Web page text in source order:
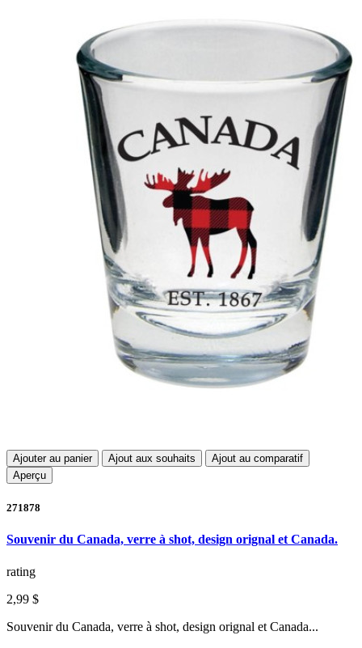
Ajouter au panier Ajout aux souhaits
Ajout au comparatif
Aperçu
271878
Souvenir du Canada, verre à shot, design orignal et Canada.
rating
2,99 $
Souvenir du Canada, verre à shot, design orignal et Canada...